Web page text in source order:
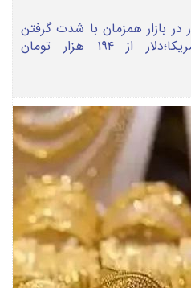
بازار همزمان با شدت گرفتن
درگیری های ایران و آمریکا؛دلار از ۱۹۴ هزار تومان